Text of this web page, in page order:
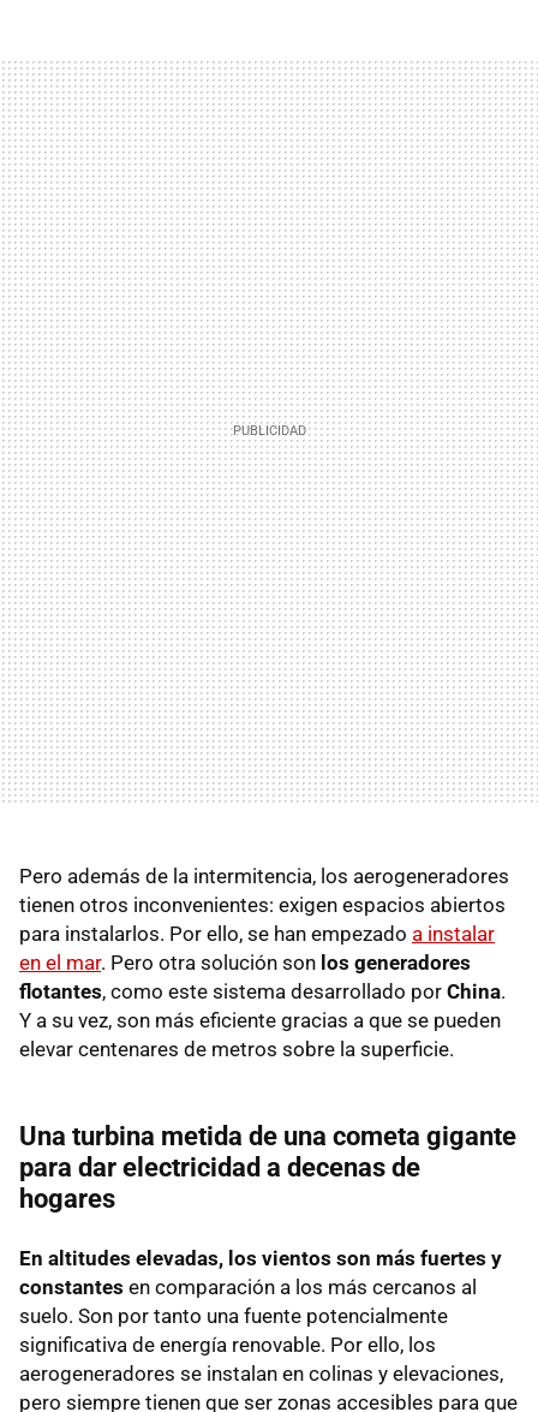
Pero además de la intermitencia, los aerogeneradores
tienen otros inconvenientes: exigen espacios abiertos
para instalarlos. Por ello, se han empezado a instalar
en el mar. Pero otra solución son los generadores
flotantes, como este sistema desarrollado por China.
Y a su vez, son más eficiente gracias a que se pueden
elevar centenares de metros sobre la superficie.
Una turbina metida de una cometa gigante
para dar electricidad a decenas de
hogares
En altitudes elevadas, los vientos son más fuertes y
constantes en comparación a los más cercanos al
suelo. Son por tanto una fuente potencialmente
significativa de energía renovable. Por ello, los
aerogeneradores se instalan en colinas y elevaciones,
pero siempre tienen que ser zonas accesibles para que